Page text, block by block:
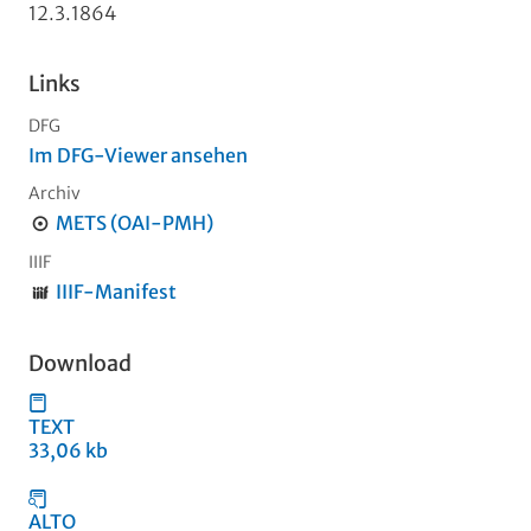
12.3.1864
Links
DFG
Im DFG-Viewer ansehen
Archiv
METS (OAI-PMH)
IIIF
IIIF-Manifest
Download
TEXT
33,06 kb
ALTO